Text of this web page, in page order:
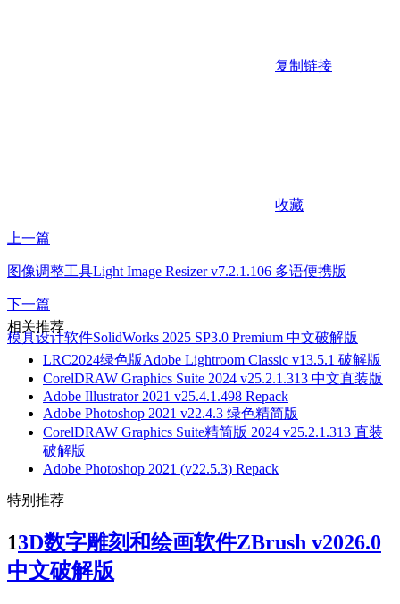
复制链接
收藏
上一篇
图像调整工具Light Image Resizer v7.2.1.106 多语便携版
下一篇
模具设计软件SolidWorks 2025 SP3.0 Premium 中文破解版
相关推荐
LRC2024绿色版Adobe Lightroom Classic v13.5.1 破解版
CorelDRAW Graphics Suite 2024 v25.2.1.313 中文直装版
Adobe Illustrator 2021 v25.4.1.498 Repack
Adobe Photoshop 2021 v22.4.3 绿色精简版
CorelDRAW Graphics Suite精简版 2024 v25.2.1.313 直装
破解版
Adobe Photoshop 2021 (v22.5.3) Repack
特别推荐
13D数字雕刻和绘画软件ZBrush v2026.0
中文破解版